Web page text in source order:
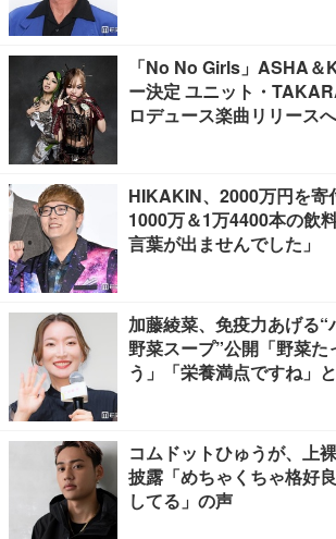
「No No Girls」ASHA＆
ー決定 ユニット・
ロデュース楽曲リリースへ
HIKAKIN、2000万円を寄
1000万＆1万4400本の飲
言葉が出ませんでした」
加藤綾菜、免疫力あげる
野菜スープ”公開「野菜
う」「栄養満点ですね」
コムドットひゅうが、上
披露「めちゃくちゃ格好
してる」の声